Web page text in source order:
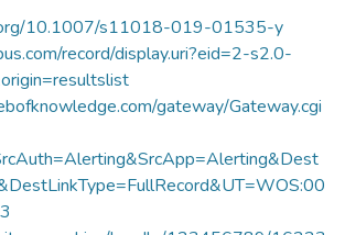
филиал АО
компания «АСЭ»),
по консолидации
активов (Red
предприятия Волгодонского
промышленного кластера атомного
10.1007/s11018-019-01535-y
record/display.uri?eid=2-s2.0-
gateway/Gateway.cgi